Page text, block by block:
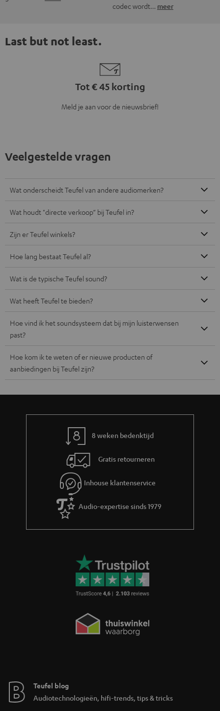
codec wordt… meer
Last but not least.
Tot € 45 korting
Meld je aan voor de nieuwsbrief!
Veelgestelde vragen
Wat onderscheidt Teufel van andere audiomerken?
Wat houdt "directe verkoop“ bij Teufel in?
Zijn er Teufel winkels?
Hoe lang bestaat Teufel al?
Wat is de typische Teufel sound?
Wat heeft Teufel te bieden?
Hoe vind ik het soundsysteem dat bij mijn luisterwensen
past?
Hoe kom ik te weten of er nieuwe producten of
aanbiedingen bij Teufel zijn?
8 weken bedenktijd
Gratis retourneren
Inhouse klantenservice
Audio-expertise sinds 1979
Teufel blog
Audiotechnologieën, hifi-trends, tips & tricks